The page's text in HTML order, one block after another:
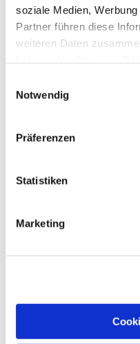
soziale Medien,
Partner führen diese
weiteren Daten
Notwendig
Präferenzen
Statistiken
Marketing
Diese transparente Söckchen
ausnahmsweise keine
der hübschen Margariten auf
stylisch – wie Rebecca,
Details
SNAZZY BECCA stammt
der oberitalienischen Provinz
Lieblingseinkäuferin
Größe geht von 36 bis 38,